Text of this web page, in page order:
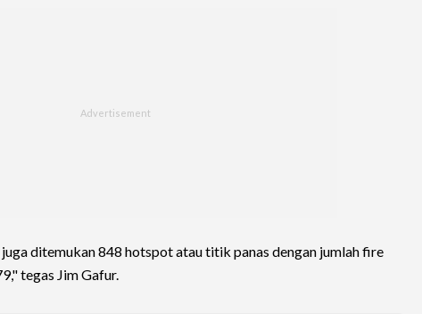
ditemukan 848 hotspot atau titik panas dengan jumlah fire
tegas Jim Gafur.